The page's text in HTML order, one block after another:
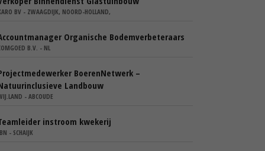
BV - ZWAAGDIJK, NOORD-HOLLAND,
Organische Bodemverbeteraars
B.V. - NL
BoerenNetwerk –
Landbouw
- ABCOUDE
instroom kwekerij
- SCHAIJK